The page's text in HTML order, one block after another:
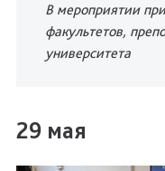
В мероприятии
факультетов,
университета
29 мая